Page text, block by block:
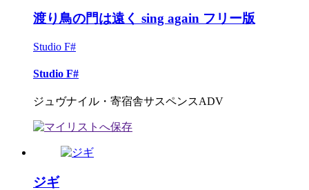
渡り鳥の門は遠く sing again フリー版
Studio F#
Studio F#
ジュヴナイル・寄宿舎サスペンスADV
ジギ